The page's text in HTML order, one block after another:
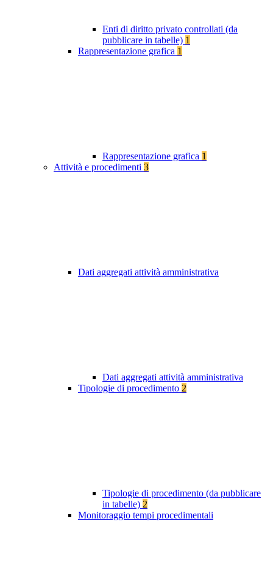
Enti di diritto privato controllati (da
pubblicare in tabelle) 1
Rappresentazione grafica 1
Rappresentazione grafica 1
Attività e procedimenti 3
Dati aggregati attività amministrativa
Dati aggregati attività amministrativa
Tipologie di procedimento 2
Tipologie di procedimento (da pubblicare
in tabelle) 2
Monitoraggio tempi procedimentali